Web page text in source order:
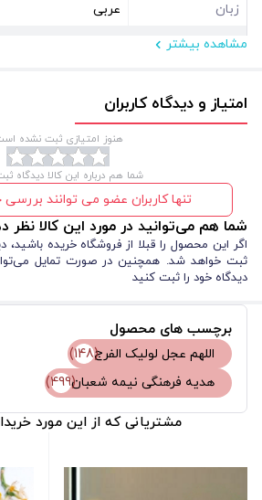
زبان
عربی
مشخصات فیزیکی
دایره
مشاهده بیشتر
امتیاز و دیدگاه کاربران
هنوز امتیازی ثبت نشده
شما هم درباره این کالا دیدگاه
تنها کاربران عضو می توانند بررسی
شما هم می‌توانید در مورد این کالا نظر
اگر این محصول را قبلا از فروشگاه خریده باشید،
ثبت خواهد شد. همچنین در صورت تمایل
دیدگاه خود را ثبت کنید
برچسب های محصول
اللهم عجل لولیک الفرج
(148)
هدیه فرهنگی نیمه شعبان
(499)
مشتریانی که از این مورد